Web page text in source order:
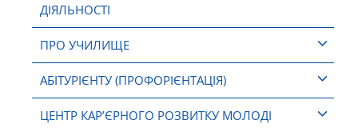
ДІЯЛЬНОСТІ
ПРО УЧИЛИЩЕ
АБІТУРІЄНТУ (ПРОФОРІЄНТАЦІЯ)
ЦЕНТР КАР’ЄРНОГО РОЗВИТКУ МОЛОДІ